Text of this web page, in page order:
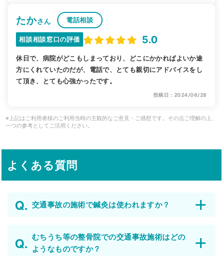
たかさん 電話相談
相談相談窓口の評価 5.0
休日で、病院がどこもしまっており、どこにかかればよいか途
方にくれていたのだが、電話で、とても親切にアドバイスをし
て頂き、とても心強かったです。
投稿日：2024/06/28
※上記はご利用者様のご利用当時の主観的なご意見・ご感想です。その点ご理解の上、
一つの参考としてご活用ください。
よくある質問
交通事故の施術で鍼灸は使われますか？
むちうち等の整骨院での交通事故施術はどの
ようなものですか？